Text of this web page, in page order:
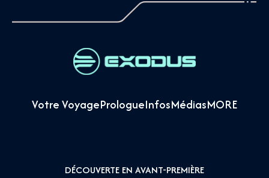
Votre VoyagePrologueInfosMédiasMORE
DÉCOUVERTE EN AVANT-PREMIÈRE